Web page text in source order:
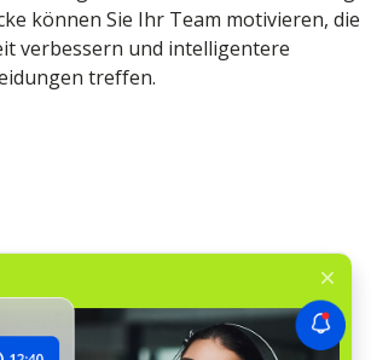
können Sie Ihr Team motivieren, die
verbessern und intelligentere
treffen.